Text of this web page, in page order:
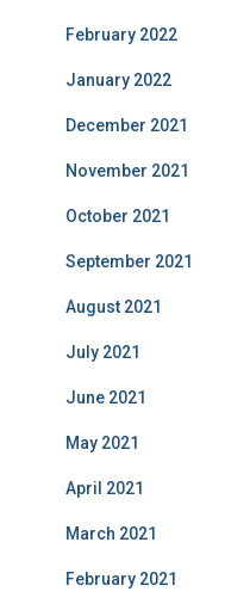
February 2022
January 2022
December 2021
November 2021
October 2021
September 2021
August 2021
July 2021
June 2021
May 2021
April 2021
March 2021
February 2021